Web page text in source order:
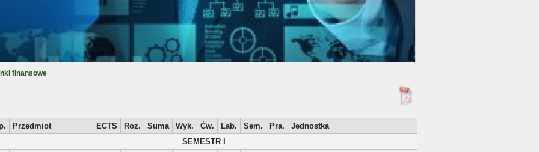
finansowe
Przedmiot ECTS Roz. Suma Wyk. Ćw. Lab. Sem. Pra.
Jednostka
SEMESTR I